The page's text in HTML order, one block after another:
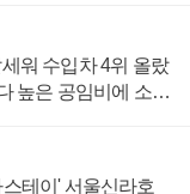
워 수입차 4위 올랐
높은 공임비에 소비
테이' 서울신라호